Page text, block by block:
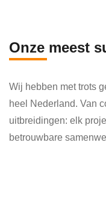
Onze meest
Wij hebben met trots
heel Nederland. Van
uitbreidingen: elk
betrouwbare